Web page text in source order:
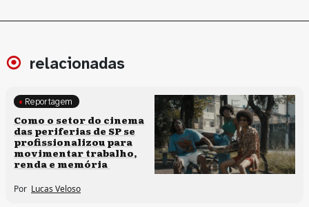
relacionadas
Políticas culturais
Reportagem
Como o setor do cinema
das periferias de SP se
profissionalizou para
movimentar trabalho,
renda e memória
Por Lucas Veloso